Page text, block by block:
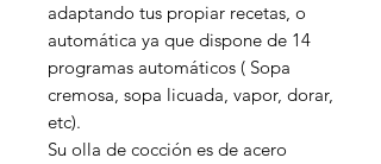
adaptando tus propiar recetas, o
automática ya que dispone de 14
programas automáticos ( Sopa
cremosa, sopa licuada, vapor, dorar,
etc).
Su olla de cocción es de acero